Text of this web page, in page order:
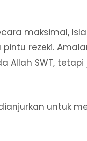
maksimal,
rezeki.
Allah SWT,
untuk